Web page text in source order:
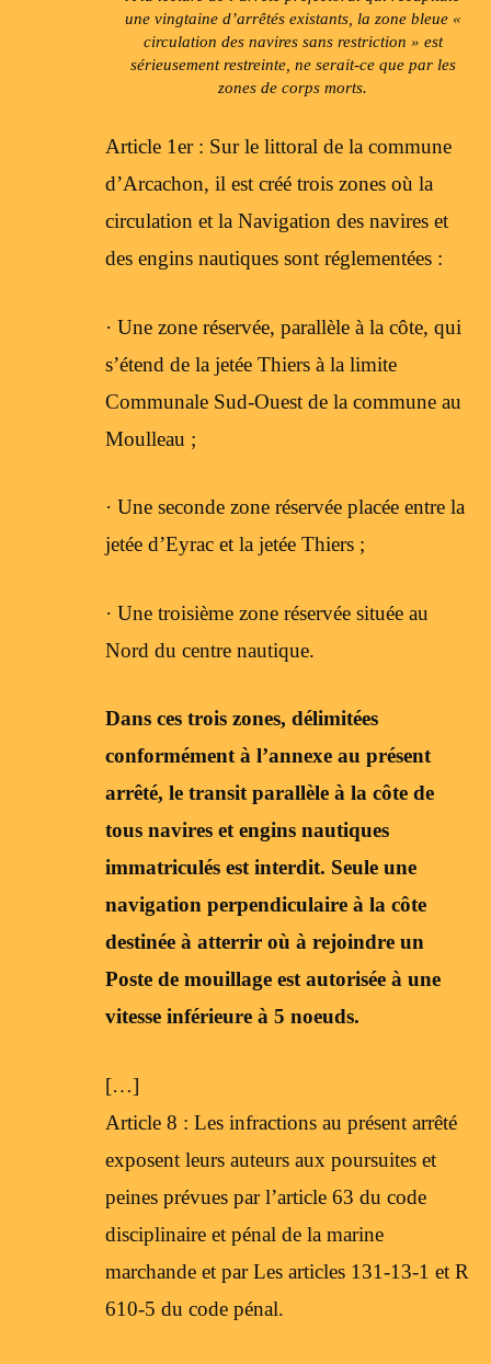
une vingtaine d’arrêtés existants, la zone bleue «
circulation des navires sans restriction » est
sérieusement restreinte, ne serait-ce que par les
zones de corps morts.
Article 1er : Sur le littoral de la commune
d’Arcachon, il est créé trois zones où la
circulation et la Navigation des navires et
des engins nautiques sont réglementées :
· Une zone réservée, parallèle à la côte, qui
s’étend de la jetée Thiers à la limite
Communale Sud-Ouest de la commune au
Moulleau ;
· Une seconde zone réservée placée entre la
jetée d’Eyrac et la jetée Thiers ;
· Une troisième zone réservée située au
Nord du centre nautique.
Dans ces trois zones, délimitées
conformément à l’annexe au présent
arrêté, le transit parallèle à la côte de
tous navires et engins nautiques
immatriculés est interdit. Seule une
navigation perpendiculaire à la côte
destinée à atterrir où à rejoindre un
Poste de mouillage est autorisée à une
vitesse inférieure à 5 noeuds.
[…]
Article 8 : Les infractions au présent arrêté
exposent leurs auteurs aux poursuites et
peines prévues par l’article 63 du code
disciplinaire et pénal de la marine
marchande et par Les articles 131-13-1 et R
610-5 du code pénal.